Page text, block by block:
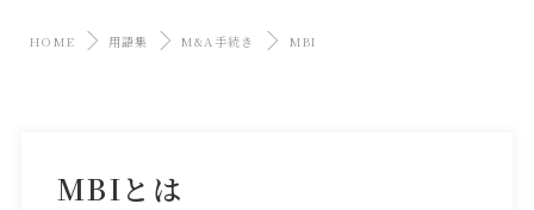
HOME 用語集 M&A手続き MBI
MBIとは